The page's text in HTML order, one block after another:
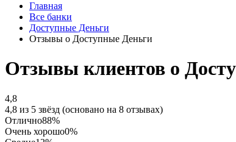
Главная
Все банки
Доступные Деньги
Отзывы о Доступные Деньги
Отзывы клиентов о
4,8
4,8 из 5 звёзд (основано на 8 отзывах)
Отлично88%
Очень хорошо0%